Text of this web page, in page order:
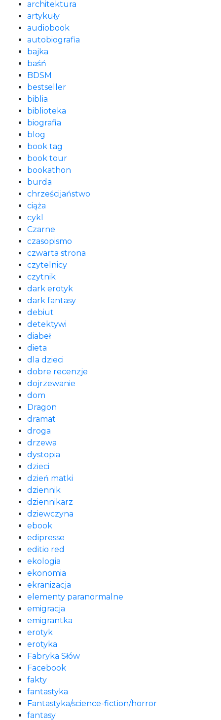
architektura
artykuły
audiobook
autobiografia
bajka
baśń
BDSM
bestseller
biblia
biblioteka
biografia
blog
book tag
book tour
bookathon
burda
chrześcijaństwo
ciąża
cykl
Czarne
czasopismo
czwarta strona
czytelnicy
czytnik
dark erotyk
dark fantasy
debiut
detektywi
diabeł
dieta
dla dzieci
dobre recenzje
dojrzewanie
dom
Dragon
dramat
droga
drzewa
dystopia
dzieci
dzień matki
dziennik
dziennikarz
dziewczyna
ebook
edipresse
editio red
ekologia
ekonomia
ekranizacja
elementy paranormalne
emigracja
emigrantka
erotyk
erotyka
Fabryka Słów
Facebook
fakty
fantastyka
Fantastyka/science-fiction/horror
fantasy